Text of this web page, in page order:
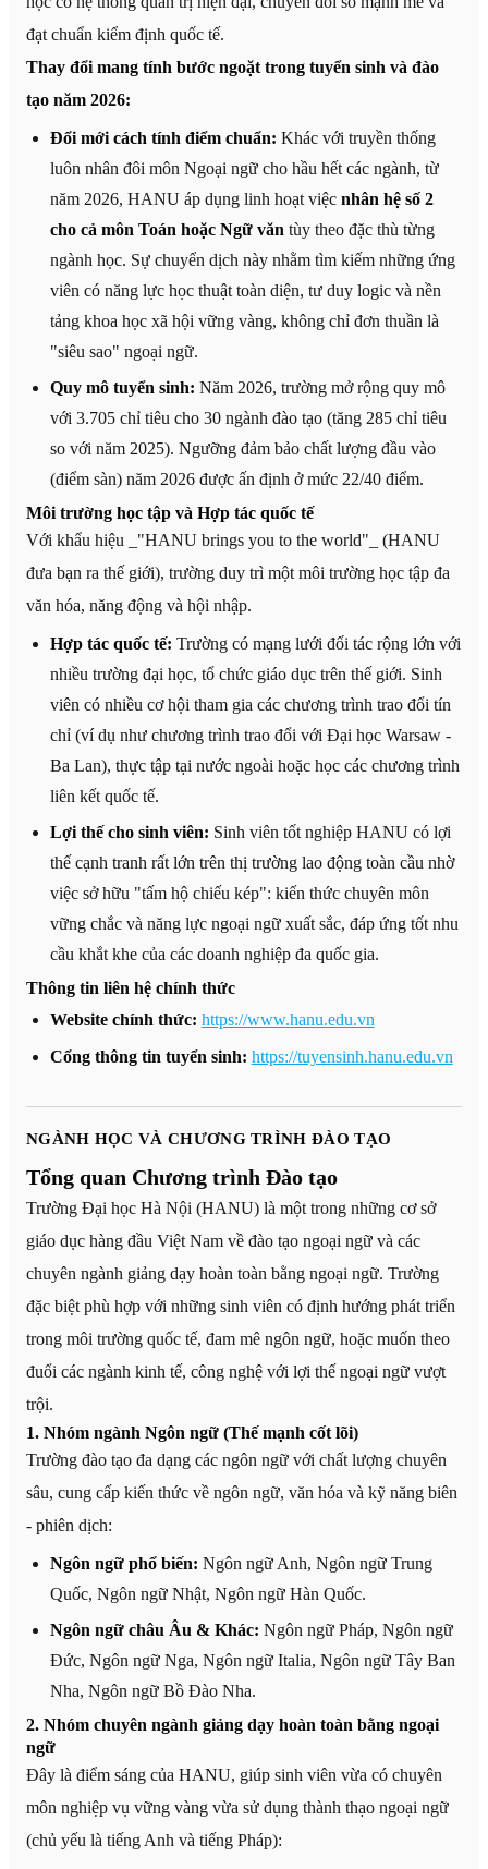
đạt chuẩn kiểm định quốc tế.
Thay đổi mang tính bước ngoặt trong tuyển sinh và đào
tạo năm 2026:
Đổi mới cách tính điểm chuẩn: Khác với truyền thống
luôn nhân đôi môn Ngoại ngữ cho hầu hết các ngành, từ
năm 2026, HANU áp dụng linh hoạt việc nhân hệ số 2
cho cả môn Toán hoặc Ngữ văn tùy theo đặc thù từng
ngành học. Sự chuyển dịch này nhằm tìm kiếm những ứng
viên có năng lực học thuật toàn diện, tư duy logic và nền
tảng khoa học xã hội vững vàng, không chỉ đơn thuần là
"siêu sao" ngoại ngữ.
Quy mô tuyển sinh: Năm 2026, trường mở rộng quy mô
với 3.705 chỉ tiêu cho 30 ngành đào tạo (tăng 285 chỉ tiêu
so với năm 2025). Ngưỡng đảm bảo chất lượng đầu vào
(điểm sàn) năm 2026 được ấn định ở mức 22/40 điểm.
Môi trường học tập và Hợp tác quốc tế
Với khẩu hiệu _"HANU brings you to the world"_ (HANU
đưa bạn ra thế giới), trường duy trì một môi trường học tập đa
văn hóa, năng động và hội nhập.
Hợp tác quốc tế: Trường có mạng lưới đối tác rộng lớn với
nhiều trường đại học, tổ chức giáo dục trên thế giới. Sinh
viên có nhiều cơ hội tham gia các chương trình trao đổi tín
chỉ (ví dụ như chương trình trao đổi với Đại học Warsaw -
Ba Lan), thực tập tại nước ngoài hoặc học các chương trình
liên kết quốc tế.
Lợi thế cho sinh viên: Sinh viên tốt nghiệp HANU có lợi
thế cạnh tranh rất lớn trên thị trường lao động toàn cầu nhờ
việc sở hữu "tấm hộ chiếu kép": kiến thức chuyên môn
vững chắc và năng lực ngoại ngữ xuất sắc, đáp ứng tốt nhu
cầu khắt khe của các doanh nghiệp đa quốc gia.
Thông tin liên hệ chính thức
Website chính thức: https://www.hanu.edu.vn
Cổng thông tin tuyển sinh: https://tuyensinh.hanu.edu.vn
NGÀNH HỌC VÀ CHƯƠNG TRÌNH ĐÀO TẠO
Tổng quan Chương trình Đào tạo
Trường Đại học Hà Nội (HANU) là một trong những cơ sở
giáo dục hàng đầu Việt Nam về đào tạo ngoại ngữ và các
chuyên ngành giảng dạy hoàn toàn bằng ngoại ngữ. Trường
đặc biệt phù hợp với những sinh viên có định hướng phát triển
trong môi trường quốc tế, đam mê ngôn ngữ, hoặc muốn theo
đuổi các ngành kinh tế, công nghệ với lợi thế ngoại ngữ vượt
trội.
1. Nhóm ngành Ngôn ngữ (Thế mạnh cốt lõi)
Trường đào tạo đa dạng các ngôn ngữ với chất lượng chuyên
sâu, cung cấp kiến thức về ngôn ngữ, văn hóa và kỹ năng biên
- phiên dịch:
Ngôn ngữ phổ biến: Ngôn ngữ Anh, Ngôn ngữ Trung
Quốc, Ngôn ngữ Nhật, Ngôn ngữ Hàn Quốc.
Ngôn ngữ châu Âu & Khác: Ngôn ngữ Pháp, Ngôn ngữ
Đức, Ngôn ngữ Nga, Ngôn ngữ Italia, Ngôn ngữ Tây Ban
Nha, Ngôn ngữ Bồ Đào Nha.
2. Nhóm chuyên ngành giảng dạy hoàn toàn bằng ngoại
ngữ
Đây là điểm sáng của HANU, giúp sinh viên vừa có chuyên
môn nghiệp vụ vững vàng vừa sử dụng thành thạo ngoại ngữ
(chủ yếu là tiếng Anh và tiếng Pháp):